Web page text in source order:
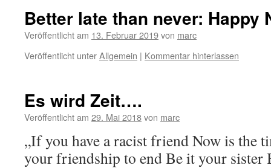
Better late than never: Happy
Veröffentlicht am 13. Februar 2019von marc
Veröffentlicht unterAllgemein | Kommentar hinterlassen
Es wird Zeit….
Veröffentlicht am 29. Mai 2018von marc
„If you have a racist friend Now is the
your friendship to end Be it your sister